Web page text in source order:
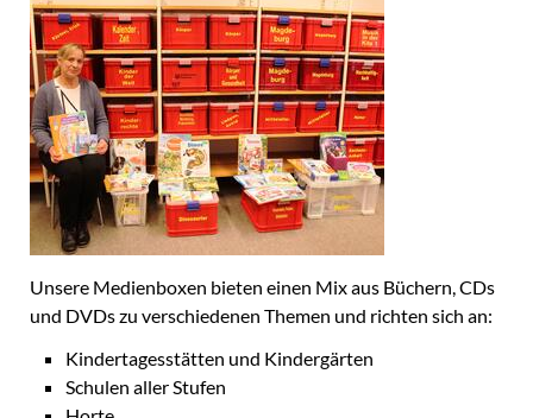
Unsere Medienboxen bieten einen Mix aus Büchern, CDs
und DVDs zu verschiedenen Themen und richten sich an:
Kindertagesstätten und Kindergärten
Schulen aller Stufen